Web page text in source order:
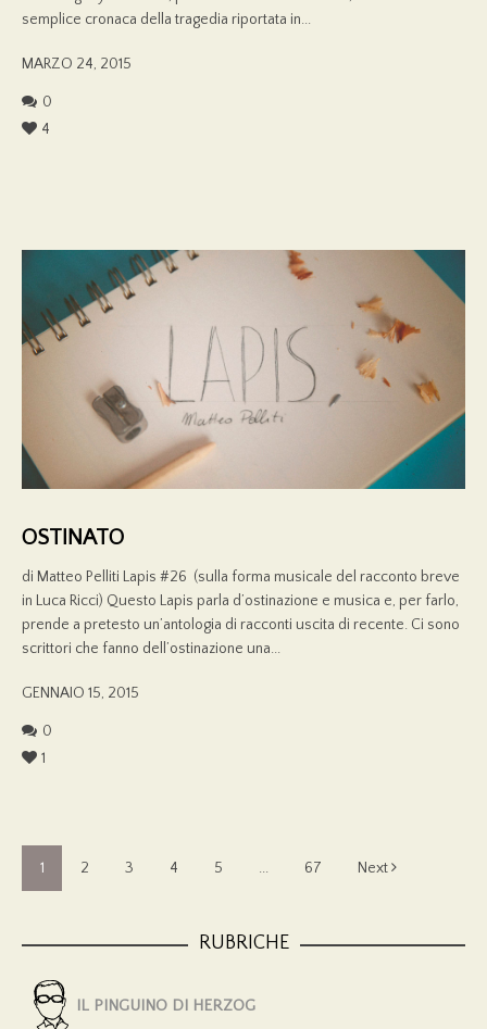
semplice cronaca della tragedia riportata in...
MARZO 24, 2015
0
4
OSTINATO
di Matteo Pelliti Lapis #26 (sulla forma musicale del racconto breve
in Luca Ricci) Questo Lapis parla d’ostinazione e musica e, per farlo,
prende a pretesto un’antologia di racconti uscita di recente. Ci sono
scrittori che fanno dell’ostinazione una...
GENNAIO 15, 2015
0
1
1 2 3 4 5 ... 67 Next
RUBRICHE
IL PINGUINO DI HERZOG